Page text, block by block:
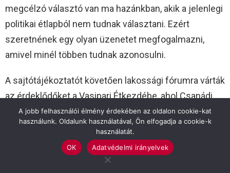
megcélzó választó van ma hazánkban, akik a jelenlegi
politikai étlapból nem tudnak választani. Ezért
szeretnének egy olyan üzenetet megfogalmazni,
amivel minél többen tudnak azonosulni.
A sajtótájékoztatót követően lakossági fórumra várták
az érdeklődőket a Vasipari Étkezdébe, ahol Csanádi
László képviselőjelölt is ismertette programját.
A jobb felhasználói élmény érdekében az oldalon cookie-kat
használunk. Oldalunk használatával, Ön elfogadja a cookie-k
használatát.
OK
Adatvédelmi irányelvek